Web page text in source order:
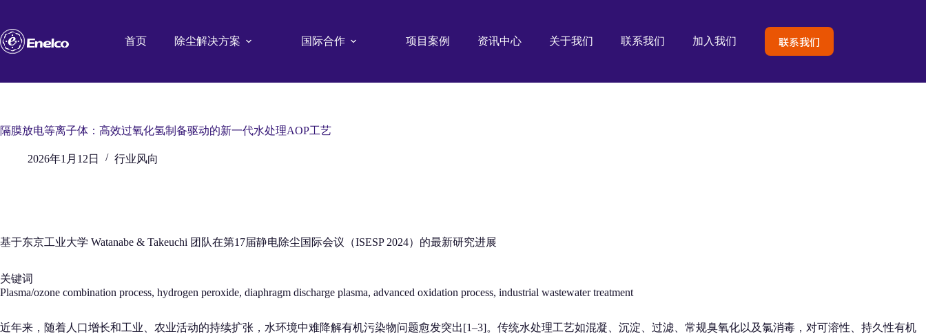
内
容
首页 除尘解决方案 国际合作 项目案例 资讯中心 关于我们 联系我们 加入我们 联系我们
隔膜放电等离子体：高效过氧化氢制备驱动的新一代水处理AOP工艺
2026年1月12日 行业风向
基于东京工业大学 Watanabe & Takeuchi 团队在第17届静电除尘国际会议（ISESP 2024）的最新研究进展
关键词
Plasma/ozone combination process, hydrogen peroxide, diaphragm discharge plasma, advanced oxidation process, industrial wastewater treatment
近年来，随着人口增长和工业、农业活动的持续扩张，水环境中难降解有机污染物问题愈发突出[1–3]。传统水处理工艺如混凝、沉淀、过滤、常规臭氧化以及氯消毒，对可溶性、持久性有机